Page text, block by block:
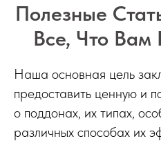
Полезные
Все, Что Вам
Наша основная цель
предоставить ценную и
о поддонах, их типах,
различных способах их